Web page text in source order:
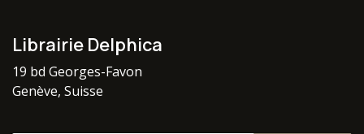
Librairie Delphica
19 bd Georges-Favon
Genève, Suisse